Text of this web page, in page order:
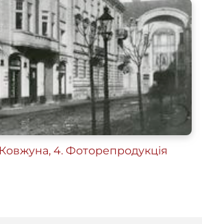
4. Фоторепродукція